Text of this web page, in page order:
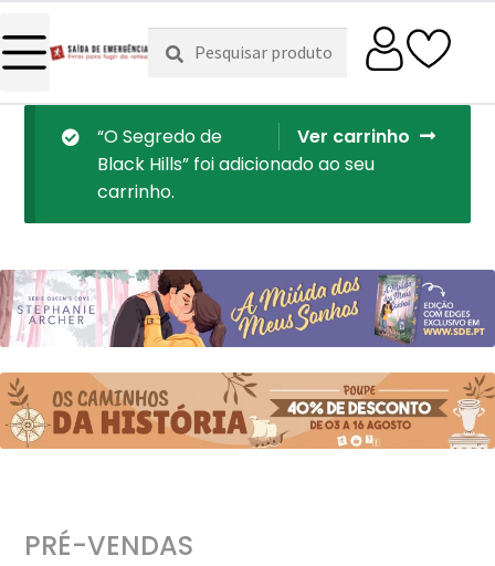
Pesquisar
por:
Pesquisa
Ver carrinho
“O Segredo de
Black Hills” foi adicionado ao seu
carrinho.
PRÉ-VENDAS